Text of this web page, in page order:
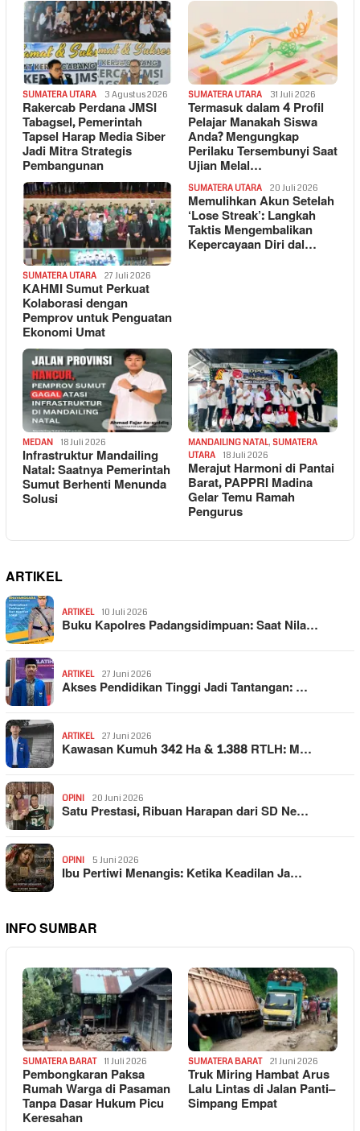
SUMATERA UTARA 3 Agustus 2026
Rakercab Perdana JMSI
Tabagsel, Pemerintah
Tapsel Harap Media Siber
Jadi Mitra Strategis
Pembangunan
SUMATERA UTARA 31 Juli 2026
Termasuk dalam 4 Profil
Pelajar Manakah Siswa
Anda? Mengungkap
Perilaku Tersembunyi Saat
Ujian Melal…
SUMATERA UTARA 27 Juli 2026
KAHMI Sumut Perkuat
Kolaborasi dengan
Pemprov untuk Penguatan
Ekonomi Umat
SUMATERA UTARA 20 Juli 2026
Memulihkan Akun Setelah
‘Lose Streak’: Langkah
Taktis Mengembalikan
Kepercayaan Diri dal…
MEDAN 18 Juli 2026
Infrastruktur Mandailing
Natal: Saatnya Pemerintah
Sumut Berhenti Menunda
Solusi
MANDAILING NATAL, SUMATERA
UTARA
18 Juli 2026
Merajut Harmoni di Pantai
Barat, PAPPRI Madina
Gelar Temu Ramah
Pengurus
ARTIKEL
ARTIKEL 10 Juli 2026
Buku Kapolres Padangsidimpuan: Saat Nila…
ARTIKEL 27 Juni 2026
Akses Pendidikan Tinggi Jadi Tantangan: …
ARTIKEL 27 Juni 2026
Kawasan Kumuh 342 Ha & 1.388 RTLH: M…
OPINI 20 Juni 2026
Satu Prestasi, Ribuan Harapan dari SD Ne…
OPINI 5 Juni 2026
Ibu Pertiwi Menangis: Ketika Keadilan Ja…
INFO SUMBAR
SUMATERA BARAT 11 Juli 2026
Pembongkaran Paksa
Rumah Warga di Pasaman
Tanpa Dasar Hukum Picu
Keresahan
SUMATERA BARAT 21 Juni 2026
Truk Miring Hambat Arus
Lalu Lintas di Jalan Panti–
Simpang Empat